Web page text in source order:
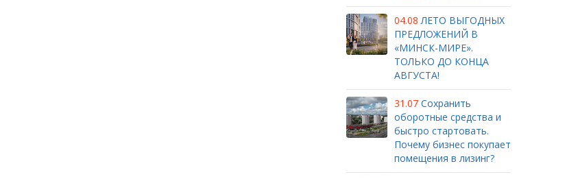
04.08 ЛЕТО ВЫГОДНЫХ
ПРЕДЛОЖЕНИЙ В
«МИНСК-МИРЕ».
ТОЛЬКО ДО КОНЦА
АВГУСТА!
31.07 Сохранить
оборотные средства и
быстро стартовать.
Почему бизнес покупает
помещения в лизинг?